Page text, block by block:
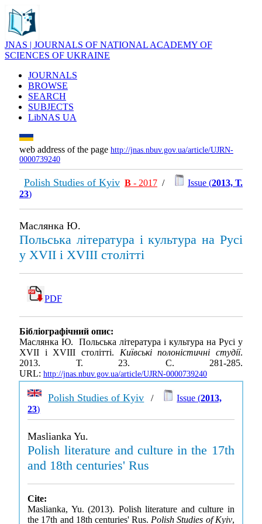
JNAS | JOURNALS OF NATIONAL ACADEMY OF
SCIENCES OF UKRAINE
JOURNALS
BROWSE
SEARCH
SUBJECTS
LibNAS UA
web address of the page http://jnas.nbuv.gov.ua/article/UJRN-
0000739240
Polish Studies of Kyiv В - 2017 / Issue (2013, Т.
23)
Маслянка Ю.
Польська література і культура на Русі
у XVII і XVIII столітті
PDF
Бібліографічний опис:
Маслянка Ю. Польська література і культура на Русі у
XVII і XVIII столітті. Київські полоністичні студії.
2013. Т. 23. С. 281-285.
URL: http://jnas.nbuv.gov.ua/article/UJRN-0000739240
Polish Studies of Kyiv / Issue (2013,
23)
Maslianka Yu.
Polish literature and culture in the 17th
and 18th centuries' Rus
Cite:
Maslianka, Yu. (2013). Polish literature and culture in
the 17th and 18th centuries' Rus. Polish Studies of Kyiv,